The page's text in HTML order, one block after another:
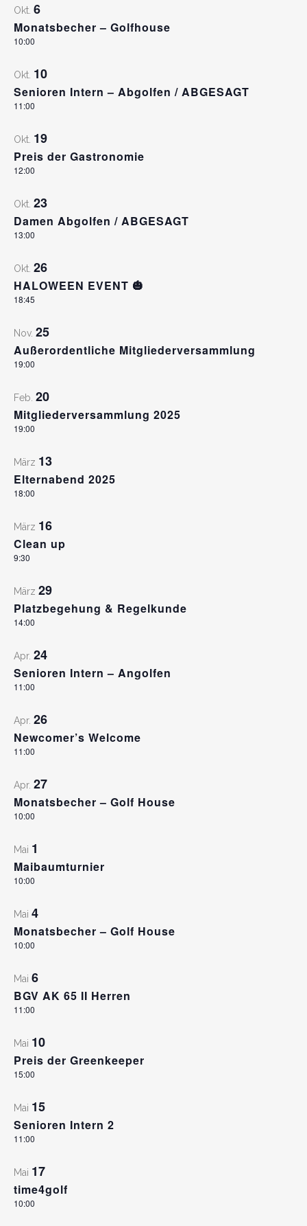
Okt. 6
Monatsbecher – Golfhouse
10:00
Okt. 10
Senioren Intern – Abgolfen / ABGESAGT
11:00
Okt. 19
Preis der Gastronomie
12:00
Okt. 23
Damen Abgolfen / ABGESAGT
13:00
Okt. 26
HALOWEEN EVENT 🎃
18:45
Nov. 25
Außerordentliche Mitgliederversammlung
19:00
Feb. 20
Mitgliederversammlung 2025
19:00
März 13
Elternabend 2025
18:00
März 16
Clean up
9:30
März 29
Platzbegehung & Regelkunde
14:00
Apr. 24
Senioren Intern – Angolfen
11:00
Apr. 26
Newcomer’s Welcome
11:00
Apr. 27
Monatsbecher – Golf House
10:00
Mai 1
Maibaumturnier
10:00
Mai 4
Monatsbecher – Golf House
10:00
Mai 6
BGV AK 65 II Herren
11:00
Mai 10
Preis der Greenkeeper
15:00
Mai 15
Senioren Intern 2
11:00
Mai 17
time4golf
10:00